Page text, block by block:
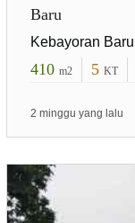
Baru
Kebayoran
410 m2 5 KT
2 minggu yang lalu